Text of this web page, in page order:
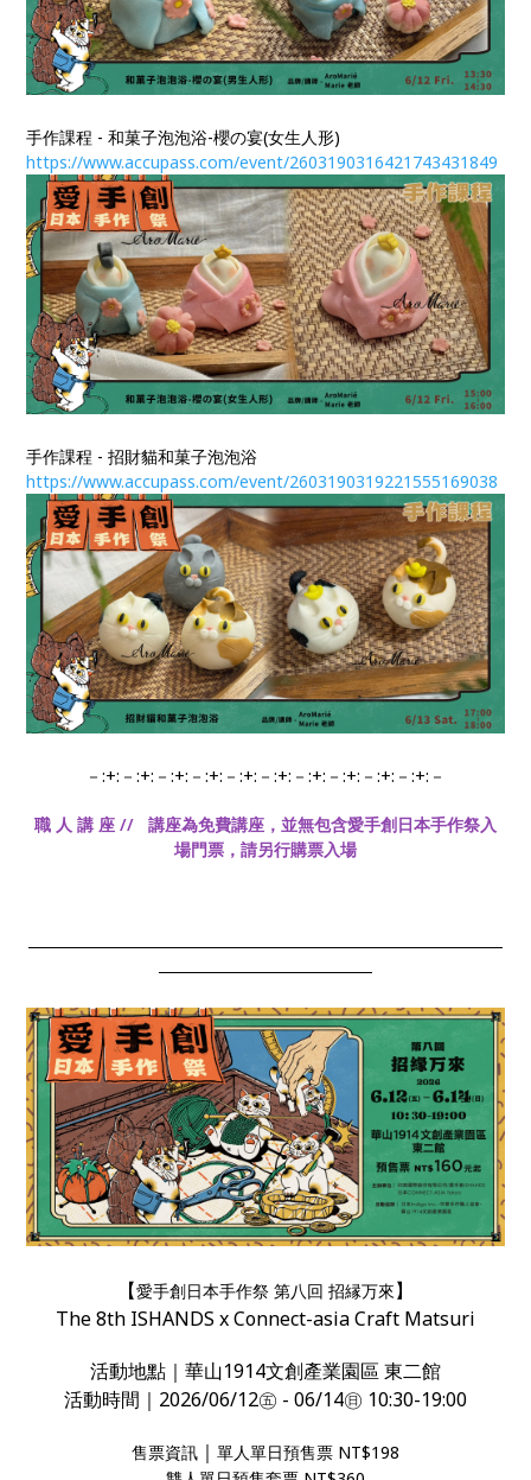
手作課程 - 和菓子泡泡浴-櫻の宴(女生人形)
https://www.accupass.com/event/2603190316421743431849​​​​​​​
手作課程 - 招財貓和菓子泡泡浴
https://www.accupass.com/event/2603190319221555169038​​​​​​​
－:+:－:+:－:+:－:+:－:+:－:+:－:+:－:+:－:+:－:+:－
職 人 講 座 // 講座為免費講座，並無包含愛手創日本手作祭入
場門票，請另行購票入場
────────────────────────────────────────
──────────────────
【愛手創日本手作祭 第八回 招縁万來】
The 8th ISHANDS x Connect-asia Craft Matsuri
活動地點｜華山1914文創產業園區 東二館
活動時間｜2026/06/12㊄ - 06/14㊐ 10:30-19:00
售票資訊 ｜ 單人單日預售票 NT$198